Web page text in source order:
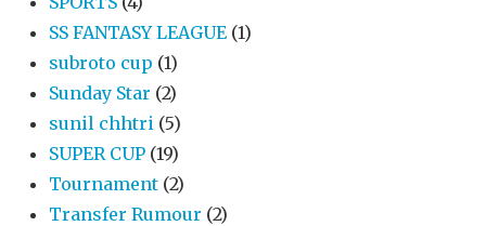
SS FANTASY LEAGUE (1)
subroto cup (1)
Sunday Star (2)
sunil chhtri (5)
SUPER CUP (19)
Tournament (2)
Transfer Rumour (2)